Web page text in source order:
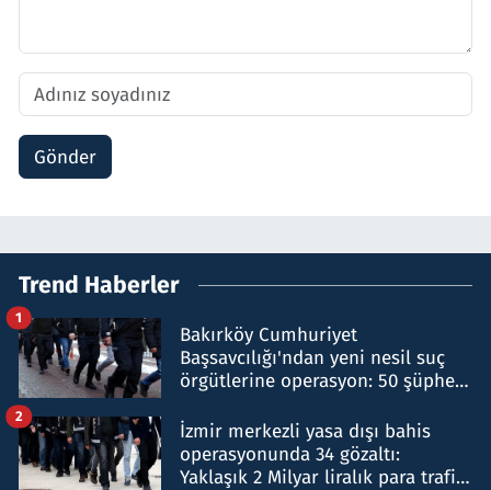
Gönder
Trend Haberler
Bakırköy Cumhuriyet
Başsavcılığı'ndan yeni nesil suç
örgütlerine operasyon: 50 şüpheli
1
İzmir merkezli yasa dışı bahis
operasyonunda 34 gözaltı:
Yaklaşık 2 Milyar liralık para trafiği
2